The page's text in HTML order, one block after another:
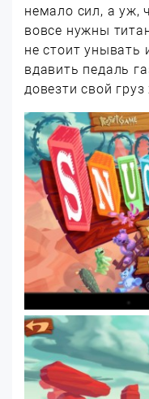
немало сил, а уж,
вовсе нужны
не стоит унывать
вдавить педаль
довезти свой